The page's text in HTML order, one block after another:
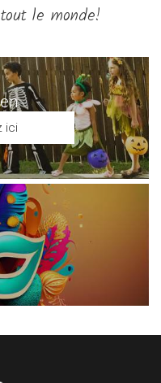
le monde!
ici